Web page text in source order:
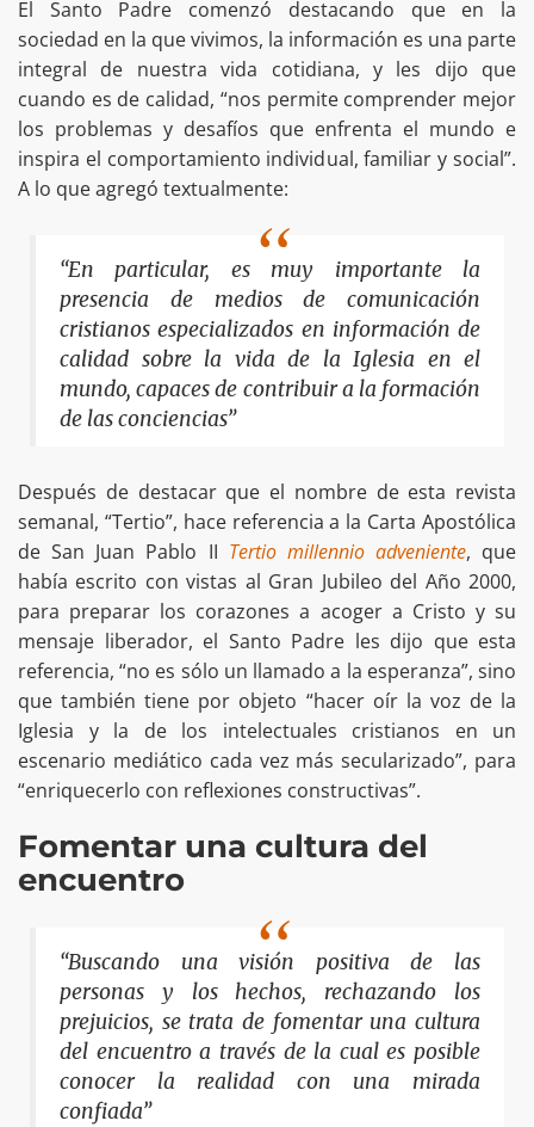
El Santo Padre comenzó destacando que en la
sociedad en la que vivimos, la información es una parte
integral de nuestra vida cotidiana, y les dijo que
cuando es de calidad, “nos permite comprender mejor
los problemas y desafíos que enfrenta el mundo e
inspira el comportamiento individual, familiar y social”.
A lo que agregó textualmente:
“En particular, es muy importante la
presencia de medios de comunicación
cristianos especializados en información de
calidad sobre la vida de la Iglesia en el
mundo, capaces de contribuir a la formación
de las conciencias”
Después de destacar que el nombre de esta revista
semanal, “Tertio”, hace referencia a la Carta Apostólica
de San Juan Pablo II Tertio millennio adveniente, que
había escrito con vistas al Gran Jubileo del Año 2000,
para preparar los corazones a acoger a Cristo y su
mensaje liberador, el Santo Padre les dijo que esta
referencia, “no es sólo un llamado a la esperanza”, sino
que también tiene por objeto “hacer oír la voz de la
Iglesia y la de los intelectuales cristianos en un
escenario mediático cada vez más secularizado”, para
“enriquecerlo con reflexiones constructivas”.
Fomentar una cultura del
encuentro
“Buscando una visión positiva de las
personas y los hechos, rechazando los
prejuicios, se trata de fomentar una cultura
del encuentro a través de la cual es posible
conocer la realidad con una mirada
confiada”